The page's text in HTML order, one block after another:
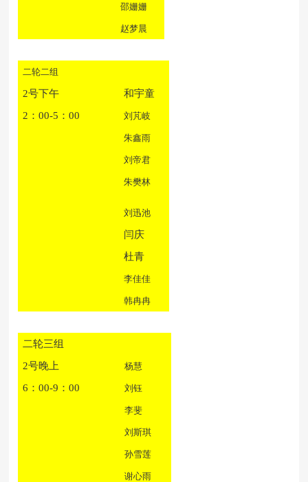
邵姗姗
赵梦晨
二轮二组
2号下午
和宇童
2：00-5：00
刘芃岐
朱鑫雨
刘帝君
朱樊林
刘迅池
闫庆
杜青
李佳佳
韩冉冉
二轮三组
2号晚上
杨慧
6：00-9：00 刘钰
李斐
刘斯琪
孙雪莲
谢心雨